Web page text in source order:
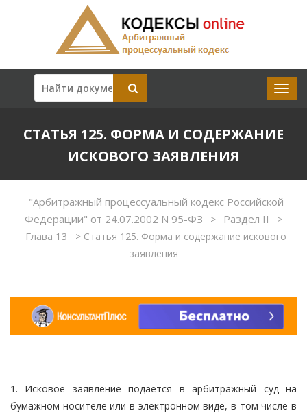
СТАТЬЯ 125. ФОРМА И СОДЕРЖАНИЕ
ИСКОВОГО ЗАЯВЛЕНИЯ
"Арбитражный процессуальный кодекс Российской
Федерации" от 24.07.2002 N 95-ФЗ
> Раздел II >
Глава 13 > Статья 125. Форма и содержание искового
заявления
1. Исковое заявление подается в арбитражный суд на
бумажном носителе или в электронном виде, в том числе в